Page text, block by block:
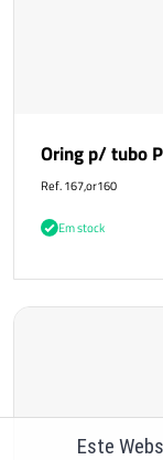
Oring p/ tubo
Ref. 167,or160
Em stock
Este